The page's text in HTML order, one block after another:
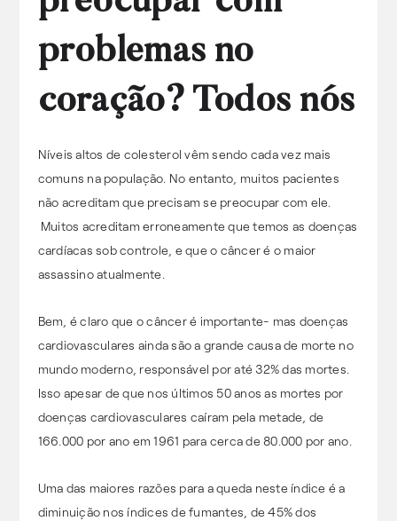
problemas no
coração? Todos nós
Níveis altos de colesterol vêm sendo cada vez mais
comuns na população. No entanto, muitos pacientes
não acreditam que precisam se preocupar com ele.
Muitos acreditam erroneamente que temos as doenças
cardíacas sob controle, e que o câncer é o maior
assassino atualmente.
Bem, é claro que o câncer é importante- mas doenças
cardiovasculares ainda são a grande causa de morte no
mundo moderno, responsável por até 32% das mortes.
Isso apesar de que nos últimos 50 anos as mortes por
doenças cardiovasculares caíram pela metade, de
166.000 por ano em 1961 para cerca de 80.000 por ano.
Uma das maiores razões para a queda neste índice é a
diminuição nos índices de fumantes, de 45% dos